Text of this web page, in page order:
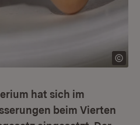
hat sich im
beim Vierten